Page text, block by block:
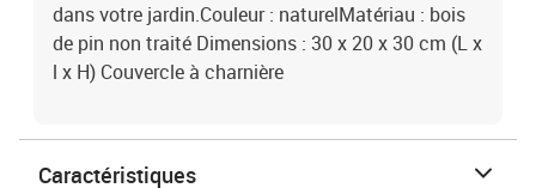
dans votre jardin.Couleur : naturelMatériau : bois
de pin non traité Dimensions : 30 x 20 x 30 cm (L x
l x H) Couvercle à charnière
Caractéristiques